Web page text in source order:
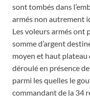
sont tombés dans
armés non autrement
Les voleurs armés ont
somme d’argent
moyen et haut plateau
déroulé en présence
parmi les quelles le
commandant de la 34